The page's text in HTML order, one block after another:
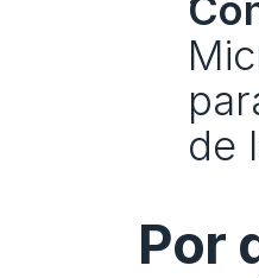
de
Por